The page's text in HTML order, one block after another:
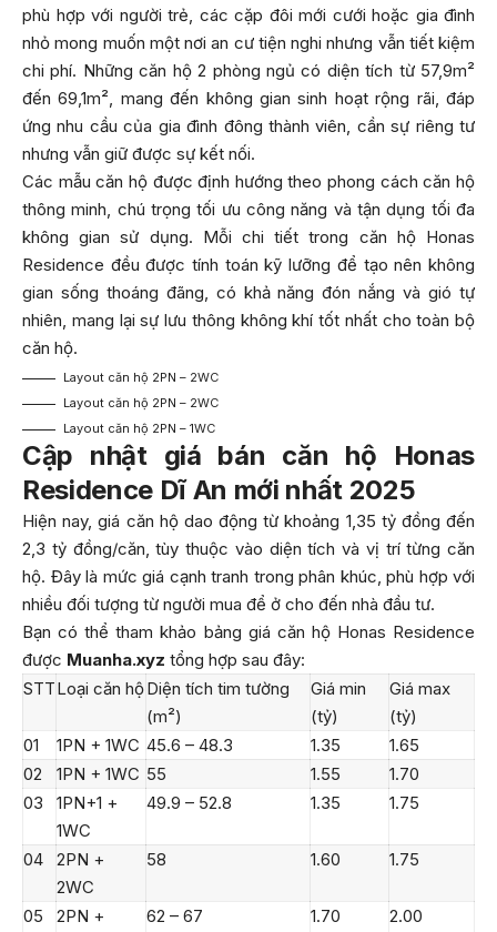
phù hợp với người trẻ, các cặp đôi mới cưới hoặc gia đình
nhỏ mong muốn một nơi an cư tiện nghi nhưng vẫn tiết kiệm
chi phí. Những căn hộ 2 phòng ngủ có diện tích từ 57,9m²
đến 69,1m², mang đến không gian sinh hoạt rộng rãi, đáp
ứng nhu cầu của gia đình đông thành viên, cần sự riêng tư
nhưng vẫn giữ được sự kết nối.
Các mẫu căn hộ được định hướng theo phong cách căn hộ
thông minh, chú trọng tối ưu công năng và tận dụng tối đa
không gian sử dụng. Mỗi chi tiết trong căn hộ Honas
Residence đều được tính toán kỹ lưỡng để tạo nên không
gian sống thoáng đãng, có khả năng đón nắng và gió tự
nhiên, mang lại sự lưu thông không khí tốt nhất cho toàn bộ
căn hộ.
Layout căn hộ 2PN – 2WC
Layout căn hộ 2PN – 2WC
Layout căn hộ 2PN – 1WC
Cập nhật giá bán căn hộ Honas
Residence Dĩ An mới nhất 2025
Hiện nay, giá căn hộ dao động từ khoảng 1,35 tỷ đồng đến
2,3 tỷ đồng/căn, tùy thuộc vào diện tích và vị trí từng căn
hộ. Đây là mức giá cạnh tranh trong phân khúc, phù hợp với
nhiều đối tượng từ người mua để ở cho đến nhà đầu tư.
Bạn có thể tham khảo bảng giá căn hộ Honas Residence
được Muanha.xyz tổng hợp sau đây:
STTLoại căn hộDiện tích tim tường
(m²)
Giá min
(tỷ)
Giá max
(tỷ)
01
1PN + 1WC 45.6 – 48.3 1.35
1.65
02
1PN + 1WC 55 1.55
1.70
03
1PN+1 +
1WC
49.9 – 52.8 1.35 1.75
04
2PN +
2WC
58 1.60 1.75
05
2PN +
62 – 67 1.70 2.00